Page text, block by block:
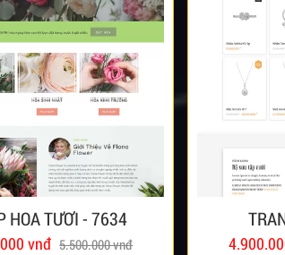
HOA TƯƠI - 7634
vnđ 5.500.000 vnđ